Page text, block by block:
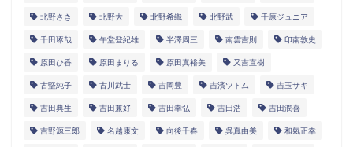
北野さき 北野大 北野希織 北野武 千原ジュニア
千田琢哉 午堂登紀雄 半澤周三 南雲吉則 印南敦史
原田ひ香 原田まりる 原田真裕美 又吉直樹
古堅純子 古川武士 吉岡豊 吉濱ツトム 吉玉サキ
吉田典生 吉田兼好 吉田幸弘 吉田浩 吉田潤喜
吉野源三郎 名越康文 向後千春 呉真由美 和氣正幸